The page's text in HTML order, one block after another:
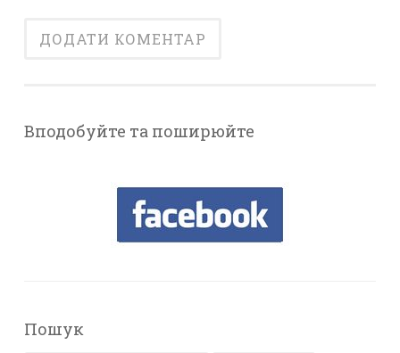
Вподобуйте та поширюйте
Пошук